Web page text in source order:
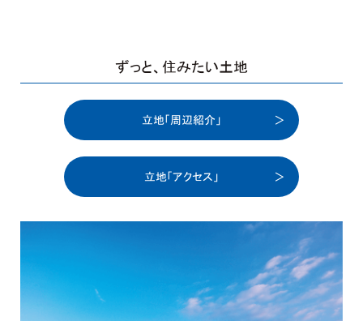
ずっと、 住みたい土地
立地「周辺紹介」
立地「アクセス」